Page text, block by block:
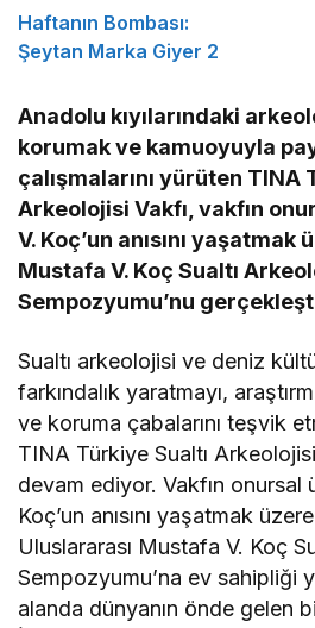
Haftanın Bombası:
Şeytan Marka Giyer 2
Anadolu kıyılarındaki
korumak ve kamuoyuyla
çalışmalarını yürüten TINA
Arkeolojisi Vakfı, vakfın
V. Koç’un anısını yaşatmak
Mustafa V. Koç Sualtı
Sempozyumu’nu
Sualtı arkeolojisi ve deniz
farkındalık yaratmayı,
ve koruma çabalarını teşvik
TINA Türkiye Sualtı Arkeolojisi
devam ediyor. Vakfın onursal
Koç’un anısını yaşatmak
Uluslararası Mustafa V. Koç
Sempozyumu’na ev sahipliği
alanda dünyanın önde gelen